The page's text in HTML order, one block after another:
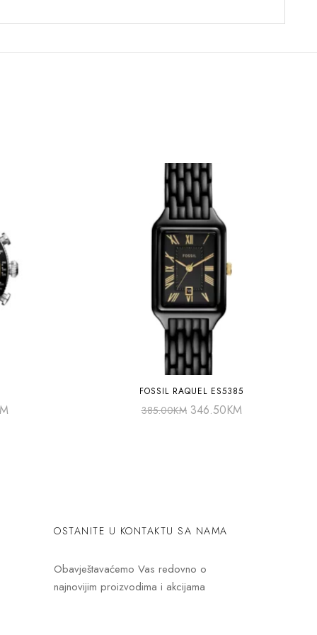
FOSSIL RAQUEL ES5385
385.00KM 346.50KM
OSTANITE U KONTAKTU SA NAMA
Obavještavaćemo Vas redovno o
najnovijim proizvodima i akcijama